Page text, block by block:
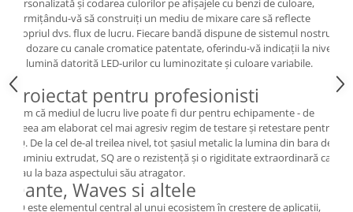
personalizată și codarea culorilor pe afișajele cu benzi de culoare,
permițându-vă să construiți un mediu de mixare care să reflecte
propriul dvs. flux de lucru. Fiecare bandă dispune de sistemul nostru
de dozare cu canale cromatice patentate, oferindu-vă indicații la nivel
de lumină datorită LED-urilor cu luminozitate și culoare variabile.
Proiectat pentru profesionisti
Știm că mediul de lucru live poate fi dur pentru echipamente - de
aceea am elaborat cel mai agresiv regim de testare și retestare pentru
SQ. De la cel de-al treilea nivel, tot șasiul metalic la lumina din bara de
aluminiu extrudat, SQ are o rezistență și o rigiditate extraordinară care
stau la baza aspectului său atragator.
Dante, Waves si altele
SQ este elementul central al unui ecosistem în creștere de aplicații,